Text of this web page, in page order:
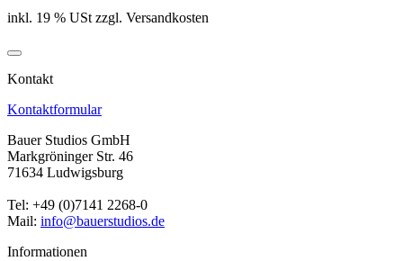
inkl. 19 % USt zzgl. Versandkosten
Kontakt
Kontaktformular
Bauer Studios GmbH
Markgröninger Str. 46
71634 Ludwigsburg
Tel: +49 (0)7141 2268-0
Mail: info@bauerstudios.de
Informationen